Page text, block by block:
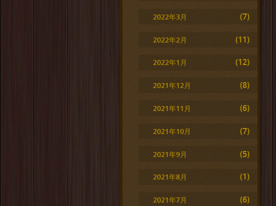
2022年3月 (7)
2022年2月 (11)
2022年1月 (12)
2021年12月 (8)
2021年11月 (6)
2021年10月 (7)
2021年9月 (5)
2021年8月 (1)
2021年7月 (6)